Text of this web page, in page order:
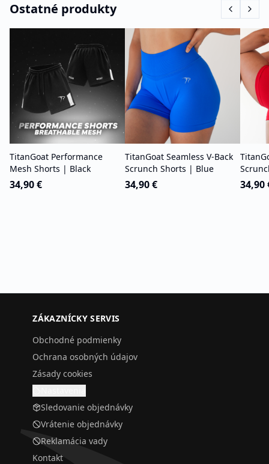
Ostatné produkty
TitanGoat Performance
Mesh Shorts | Black
34,90 €
TitanGoat Seamless V-Back
Scrunch Shorts | Blue
34,90 € 34,90
ZÁKAZNÍCKY SERVIS
Obchodné podmienky
Ochrana osobných údajov
Zásady cookies
Sledovanie objednávky
Vrátenie objednávky
Reklamácia vady
Kontakt